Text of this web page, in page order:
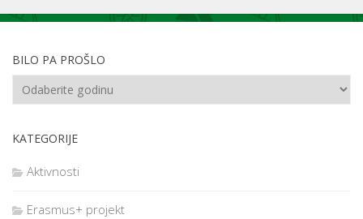
BILO PA PROŠLO
KATEGORIJE
Aktivnosti
Erasmus+ projekt